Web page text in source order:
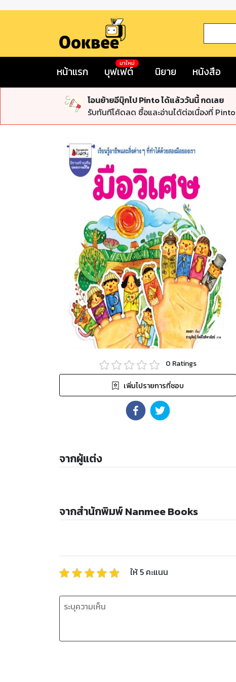
หน้าแรก บุฟเฟต์
มาใหม่
นิยาย หนังสือ
โอนย้ายอีบุ๊กไป Pinto ได้แล้ววันนี้ กดเลย
รับทันทีโค้ดลด ซื้อและอ่านได้ต่อเนื่องที่ Pinto
0 Ratings
เพิ่มไปรายการที่ชอบ
จากผู้แต่ง
จากสำนักพิมพ์ Nanmee Books
ให้ 5 คะแนน